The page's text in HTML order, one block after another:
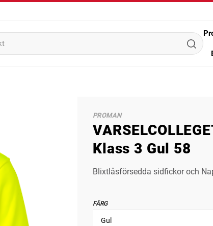
PROMAN
Klass 3 Gul 58
Blixtlåsförsedda sidfickor och
FÄRG